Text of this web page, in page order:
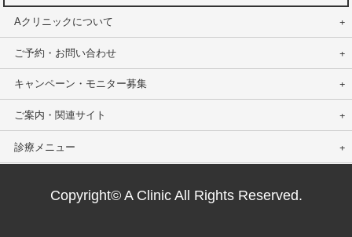
Aクリニックについて
ご予約・お問い合わせ
キャンペーン・モニター募集
ご案内・関連サイト
診療メニュー
Copyright© A Clinic All Rights Reserved.